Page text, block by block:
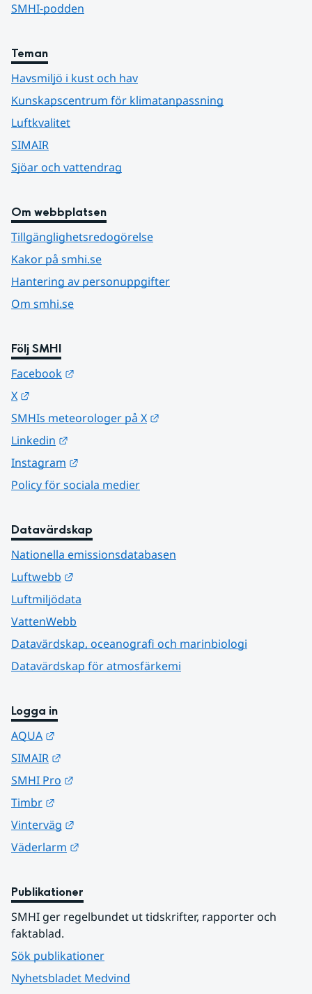
SMHI-podden
Teman
Havsmiljö i kust och hav
Kunskapscentrum för klimatanpassning
Luftkvalitet
SIMAIR
Sjöar och vattendrag
Om webbplatsen
Tillgänglighetsredogörelse
Kakor på smhi.se
Hantering av personuppgifter
Om smhi.se
Följ SMHI
Facebook
X
SMHIs meteorologer på X
Linkedin
Instagram
Policy för sociala medier
Datavärdskap
Nationella emissionsdatabasen
Luftwebb
Luftmiljödata
VattenWebb
Datavärdskap, oceanografi och marinbiologi
Datavärdskap för atmosfärkemi
Logga in
AQUA
SIMAIR
SMHI Pro
Timbr
Vinterväg
Väderlarm
Publikationer
SMHI ger regelbundet ut tidskrifter, rapporter och
faktablad.
Sök publikationer
Nyhetsbladet Medvind